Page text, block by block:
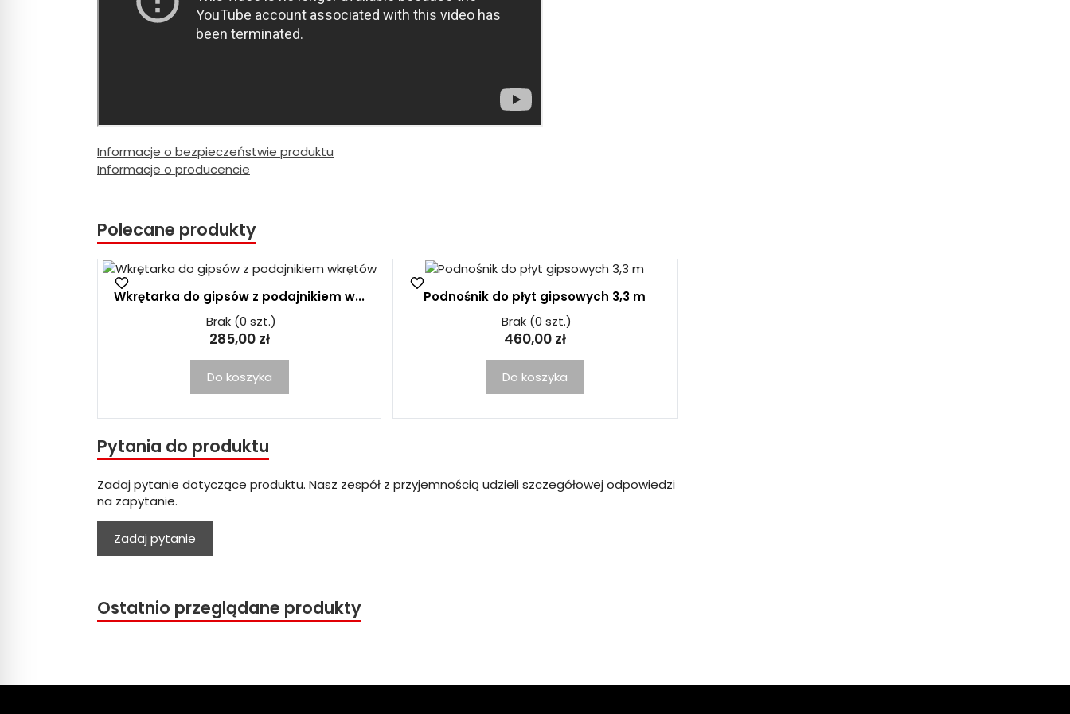
Informacje o bezpieczeństwie produktu
Informacje o producencie
Polecane produkty
Wkrętarka do gipsów z podajnikiem w...
Brak (0 szt.)
285,00 zł
Do koszyka
Podnośnik do płyt gipsowych 3,3 m
Brak (0 szt.)
460,00 zł
Do koszyka
Pytania do produktu
Zadaj pytanie dotyczące produktu. Nasz zespół z przyjemnością udzieli szczegółowej odpowiedzi
na zapytanie.
Zadaj pytanie
Ostatnio przeglądane produkty